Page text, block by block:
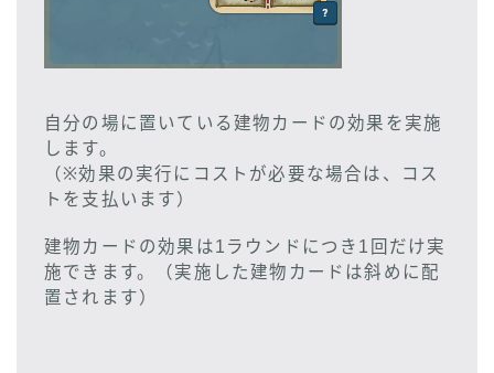
自分の場に置いている建物カードの効果を実施
します。
（※効果の実行にコストが必要な場合は、コス
トを支払います）
建物カードの効果は1ラウンドにつき1回だけ実
施できます。（実施した建物カードは斜めに配
置されます）